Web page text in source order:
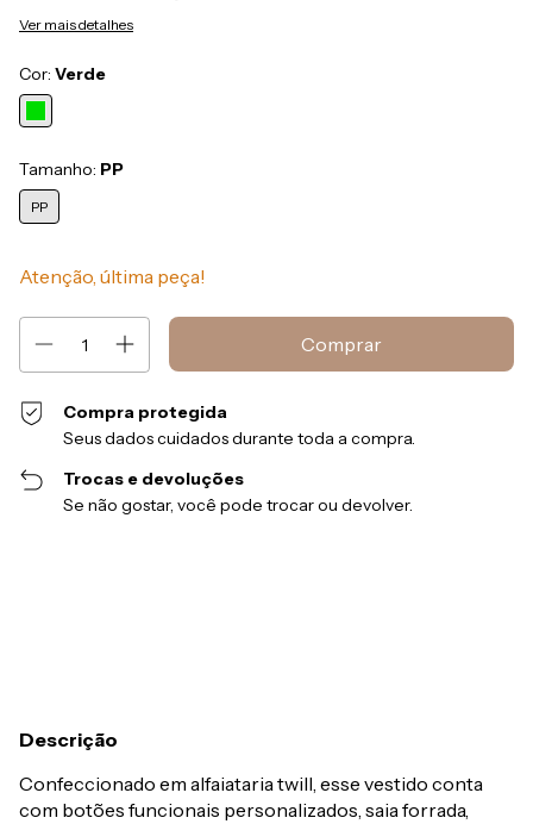
Ver mais detalhes
Cor: Verde
Tamanho: PP
PP
Atenção, última peça!
Compra protegida
Seus dados cuidados durante toda a compra.
Trocas e devoluções
Se não gostar, você pode trocar ou devolver.
Descrição
Confeccionado em alfaiataria twill, esse vestido conta
com botões funcionais personalizados, saia forrada,